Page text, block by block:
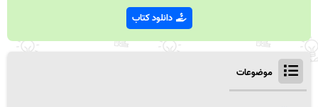
دانلود کتاب
موضوعات